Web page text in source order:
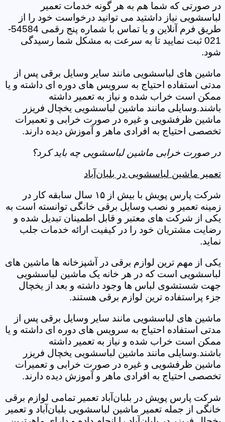
در صورتی که شما هم به هر گونه خدمات تعمیر
لباسشویی نیاز داشتید می توانید درخواست خود را از
طریق فرم آنلاین و یا تماس با شماره پنج رقمی 54584-
021 ثبت نمایید تا به سرعت به مشکل شما رسیدگی
شود.
ماشین های لباسشویی مانند سایر وسایل برقی پس از
مدتی استفاده احتیاج به سرویس های دوره ای داشته و یا
ممکن است خراب شده و نیاز به تعمیر داشته
باشند.وسایلی مانند ماشین لباسشویی یخچال فریزر
ماشین ظرفشویی و غیره در صورت خرابی و تعمیرات
تخصصی احتیاج به افرادی ماهر و آموزش دیده دارند.
در صورت خرابی ماشین لباسشویی چه باید کرد؟
تعمیر ماشین لباسشویی در بلبان‌آباد
شرکت پارس پویش با بیش از ۱۵ سال سابقه کار در
زمینه تعمیر و نصب وسایل برقی خانگی توانسته است به
یکی از شرکت های معتبر و قابل اطمینان تبدیل شده و
رضایت مشتریان خود را در کیفیت ارائه خدمات جلب
نماید.
یکی از مهم ترین لوازم برقی در آشپزخانه ها ماشین های
لباسشویی است که در هر خانه یک ماشین لباسشویی
جهت شستشوی لباس ها وجود داشته و بعد از یخچال
جزء پراستفاده ترین لوازم برقی هستند.
ماشین های لباسشویی مانند سایر وسایل برقی پس از
مدتی استفاده احتیاج به سرویس های دوره ای داشته و یا
ممکن است خراب شده و نیاز به تعمیر داشته
باشند.وسایلی مانند ماشین لباسشویی یخچال فریزر
ماشین ظرفشویی و غیره در صورت خرابی و تعمیرات
تخصصی احتیاج به افرادی ماهر و آموزش دیده دارند.
شرکت پارس پویش در بلبان‌آباد تعمیر تمامی لوازم برقی
خانگی از جمله تعمیر ماشین لباسشویی بلبان‌آباد و تعمیر